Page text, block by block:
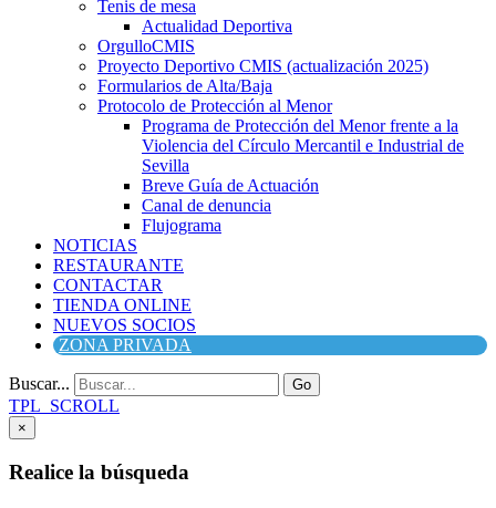
Tenis de mesa
Actualidad Deportiva
OrgulloCMIS
Proyecto Deportivo CMIS (actualización 2025)
Formularios de Alta/Baja
Protocolo de Protección al Menor
Programa de Protección del Menor frente a la
Violencia del Círculo Mercantil e Industrial de
Sevilla
Breve Guía de Actuación
Canal de denuncia
Flujograma
NOTICIAS
RESTAURANTE
CONTACTAR
TIENDA ONLINE
NUEVOS SOCIOS
ZONA PRIVADA
Buscar... Go
TPL_SCROLL
×
Realice la búsqueda